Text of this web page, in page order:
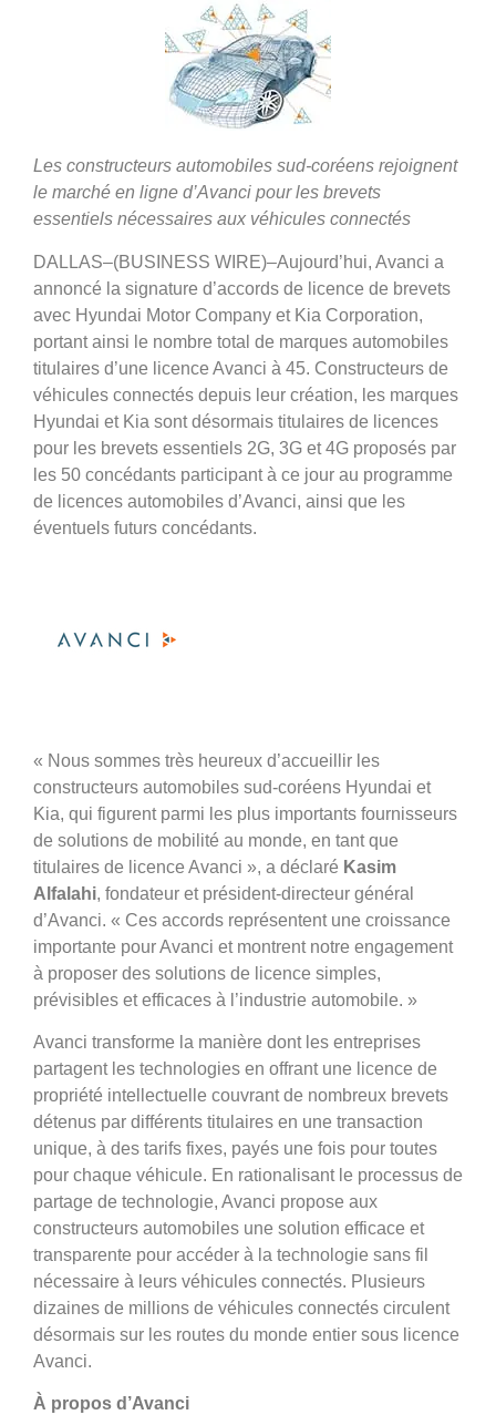
Les constructeurs automobiles sud-coréens rejoignent
le marché en ligne d’Avanci pour les brevets
essentiels nécessaires aux véhicules connectés
DALLAS–(BUSINESS WIRE)–Aujourd’hui, Avanci a
annoncé la signature d’accords de licence de brevets
avec Hyundai Motor Company et Kia Corporation,
portant ainsi le nombre total de marques automobiles
titulaires d’une licence Avanci à 45. Constructeurs de
véhicules connectés depuis leur création, les marques
Hyundai et Kia sont désormais titulaires de licences
pour les brevets essentiels 2G, 3G et 4G proposés par
les 50 concédants participant à ce jour au programme
de licences automobiles d’Avanci, ainsi que les
éventuels futurs concédants.
« Nous sommes très heureux d’accueillir les
constructeurs automobiles sud-coréens Hyundai et
Kia, qui figurent parmi les plus importants fournisseurs
de solutions de mobilité au monde, en tant que
titulaires de licence Avanci », a déclaré Kasim
Alfalahi, fondateur et président-directeur général
d’Avanci. « Ces accords représentent une croissance
importante pour Avanci et montrent notre engagement
à proposer des solutions de licence simples,
prévisibles et efficaces à l’industrie automobile. »
Avanci transforme la manière dont les entreprises
partagent les technologies en offrant une licence de
propriété intellectuelle couvrant de nombreux brevets
détenus par différents titulaires en une transaction
unique, à des tarifs fixes, payés une fois pour toutes
pour chaque véhicule. En rationalisant le processus de
partage de technologie, Avanci propose aux
constructeurs automobiles une solution efficace et
transparente pour accéder à la technologie sans fil
nécessaire à leurs véhicules connectés. Plusieurs
dizaines de millions de véhicules connectés circulent
désormais sur les routes du monde entier sous licence
Avanci.
À propos d’Avanci